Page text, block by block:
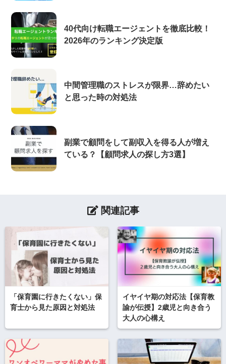
40代向け転職エージェントを徹底比較！
2026年のランキング決定版
中間管理職のストレスが限界…辞めたい
と思った時の対処法
副業で顧問をして副収入を得る人が増え
ている？【顧問求人の探し方3選】
関連記事
「保育園に行きたくない」保
育士から見た原因と対処法
イヤイヤ期の対応法【保育教
諭が伝授】2歳児と向き合う
大人の心構え